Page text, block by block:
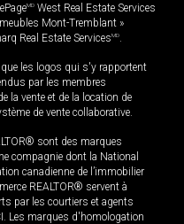
MD West Real Estate Services
Mont-Tremblant »
Real Estate ServicesMD
les logos qui s'y rapportent
par les membres
la vente et de la location de
de vente collaborative.
sont des marques
compagnie dont la National
canadienne de l’immobilier
REALTOR® servent à
par les courtiers et agents
Les marques d'homologation